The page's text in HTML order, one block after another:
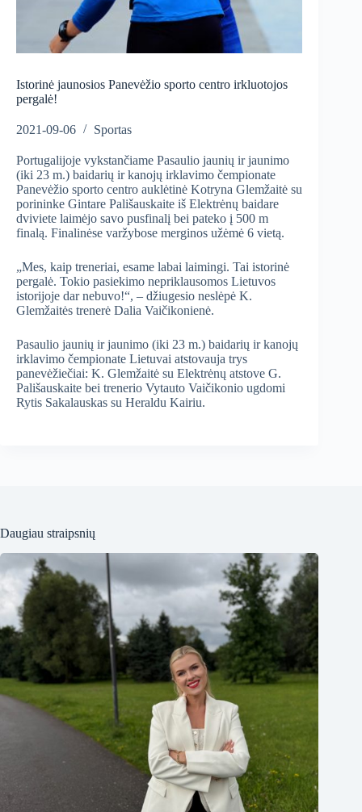
Istorinė jaunosios Panevėžio sporto centro irkluotojos
pergalė!
2021-09-06 Sportas
Portugalijoje vykstančiame Pasaulio jaunių ir jaunimo
(iki 23 m.) baidarių ir kanojų irklavimo čempionate
Panevėžio sporto centro auklėtinė Kotryna Glemžaitė su
porininke Gintare Pališauskaite iš Elektrėnų baidare
dviviete laimėjo savo pusfinalį bei pateko į 500 m
finalą. Finalinėse varžybose merginos užėmė 6 vietą.
„Mes, kaip treneriai, esame labai laimingi. Tai istorinė
pergalė. Tokio pasiekimo nepriklausomos Lietuvos
istorijoje dar nebuvo!“, – džiugesio neslėpė K.
Glemžaitės trenerė Dalia Vaičikonienė.
Pasaulio jaunių ir jaunimo (iki 23 m.) baidarių ir kanojų
irklavimo čempionate Lietuvai atstovauja trys
panevėžiečiai: K. Glemžaitė su Elektrėnų atstove G.
Pališauskaite bei trenerio Vytauto Vaičikonio ugdomi
Rytis Sakalauskas su Heraldu Kairiu.
Daugiau straipsnių